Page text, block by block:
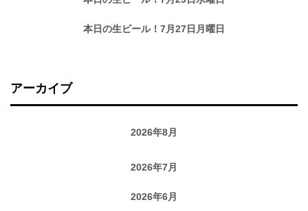
本日の生ビール！7月27日月曜日
アーカイブ
2026年8月
2026年7月
2026年6月